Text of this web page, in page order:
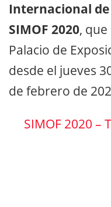
Internacional
SIMOF 2020, que
Palacio de
desde el jueves
de febrero de
SIMOF 2020 –